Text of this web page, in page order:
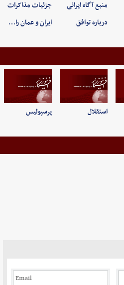
منبع آگاه ایرانی
درباره توافق
جزئیات مذاکرات
ایران و عمان را…
استقلال پرسپولیس